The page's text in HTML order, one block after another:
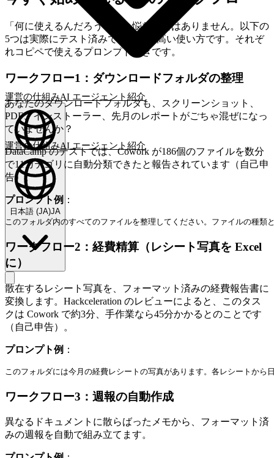
運営の仕組みAI エージェント紹介
日本語(JA)JA
運営の仕組みAI エージェント紹介
日本語 (JA)JA
「何に使えるんだろう？」と悩む必要はありません。以下の
5つは実際にテスト済みで成功率の高い使い方です。それぞ
れコピペで使えるプロンプト付きです。
ワークフロー1：ダウンロードフォルダの整理
あなたのダウンロードフォルダも、スクリーンショット、
PDF、インストーラー、先月のレポートがごちゃ混ぜになっ
ていませんか？
DataCamp のテストでは、Cowork が186個のファイルを数分
で11カテゴリに自動分類できたと報告されています（自己申
告）。
プロンプト例 ：
ワークフロー2：経費精算（レシート写真を Excel
に）
散在するレシート写真を、フォーマット済みの経費報告書に
変換します。Hackceleration のレビューによると、このタス
クは Cowork で約3分、手作業なら45分かかるとのことです
（自己申告）。
プロンプト例 ：
ワークフロー3：週報の自動作成
異なるドキュメントに散らばったメモから、フォーマット済
みの週報を自動で組み立てます。